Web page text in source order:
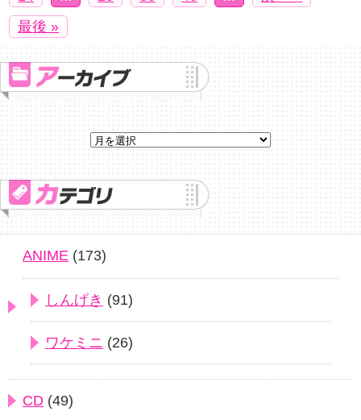
最後 »
ANIME (173)
しんげき (91)
ワケミニ (26)
CD (49)